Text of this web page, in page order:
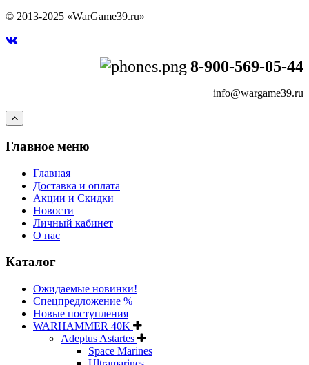
© 2013-2025 «WarGame39.ru»
8-900-569-05-44
info@wargame39.ru
Главное меню
Главная
Доставка и оплата
Акции и Скидки
Новости
Личный кабинет
О нас
Каталог
Ожидаемые новинки!
Спецпредложение %
Новые поступления
WARHAMMER 40K
Adeptus Astartes
Space Marines